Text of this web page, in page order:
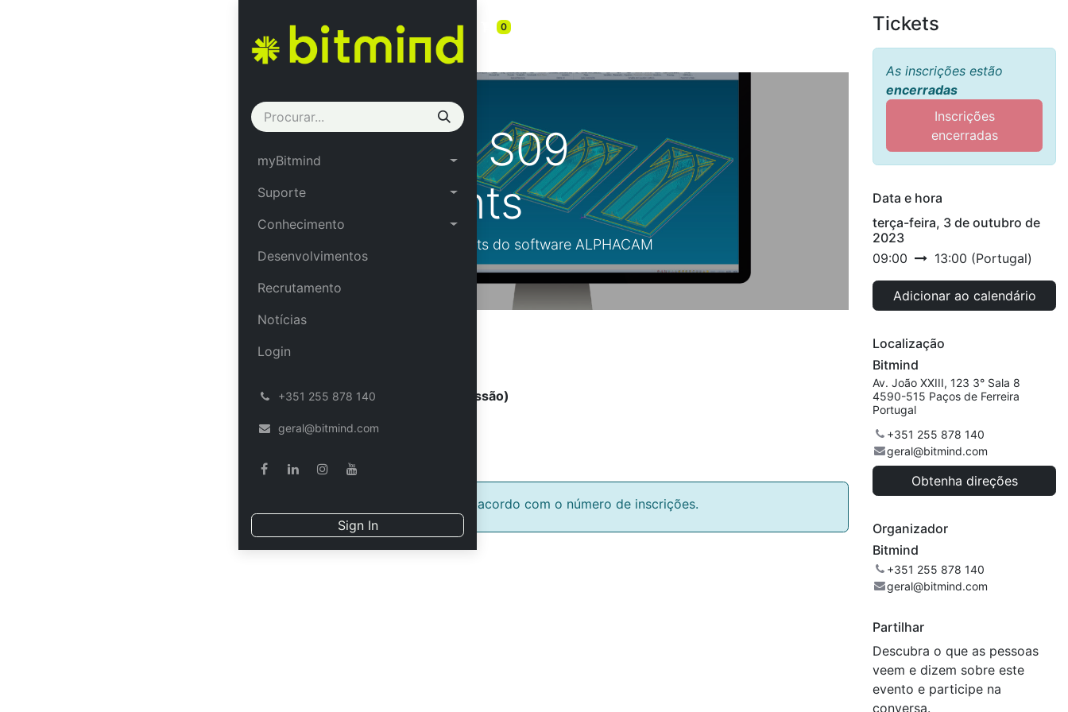
0
myBitmind
Suporte
Conhecimento
Desenvolvimentos
Recrutamento
Notícias
Login
+351 255 878 140
geral@bitmind.com
Sign In
Back to events
ACT09/23 S09 xConstraints
ACT09/23 S09
xConstraints
Formação no módulo xConstraints do software ALPHACAM
Módulo xConstraints (4 horas - 1 sessão)
ACS09: Desenhos paramétricos
Data sujeita a confirmação de acordo com o número de inscrições.
Tickets
As inscrições estão
encerradas
Inscrições
encerradas
Data e hora
terça-feira, 3 de outubro de
2023
09:00
13:00 (Portugal)
Adicionar ao calendário
Localização
Bitmind
Av. João XXIII, 123 3° Sala 8
4590-515 Paços de Ferreira
Portugal
+351 255 878 140
geral@bitmind.com
Obtenha direções
Organizador
Bitmind
+351 255 878 140
geral@bitmind.com
Partilhar
Descubra o que as pessoas
veem e dizem sobre este
evento e participe na
conversa.